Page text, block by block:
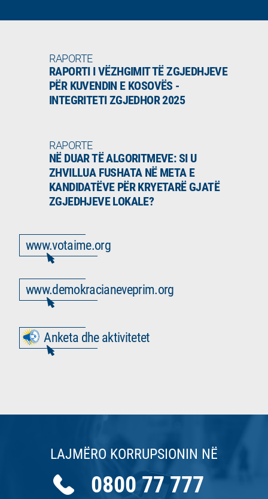
RAPORTE
RAPORTI I VËZHGIMIT TË ZGJEDHJEVE
PËR KUVENDIN E KOSOVËS -
INTEGRITETI ZGJEDHOR 2025
RAPORTE
NË DUAR TË ALGORITMEVE: SI U
ZHVILLUA FUSHATA NË META E
KANDIDATËVE PËR KRYETARË GJATË
ZGJEDHJEVE LOKALE?
www.votaime.org
www.demokracianeveprim.org
Anketa dhe aktivitetet
LAJMËRO KORRUPSIONIN NË
0800 77 777